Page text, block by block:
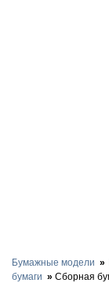
Бумажные модели
бумаги
Сборная